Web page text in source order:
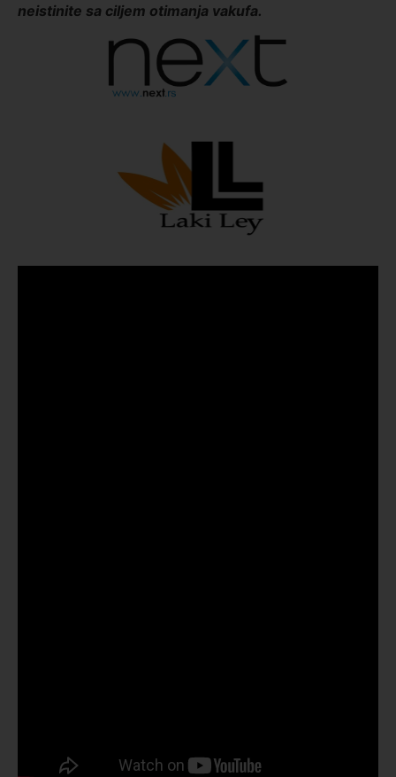
neistinite sa ciljem otimanja vakufa.